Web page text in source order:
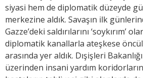
siyasi hem de diplomatik düzeyde
merkezine aldık. Savaşın ilk
Gazze’deki saldırılarını ‘soykırım’
diplomatik kanallarla ateşkese
arasında yer aldık. Dışişleri
üzerinden insani yardım